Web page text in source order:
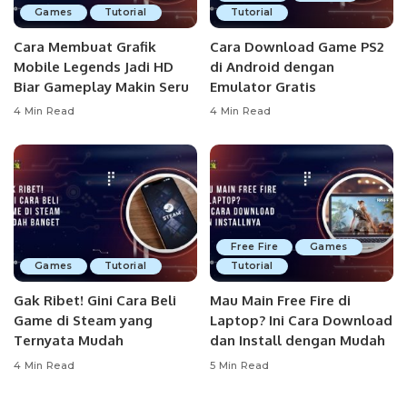
Games Tutorial
Cara Membuat Grafik
Mobile Legends Jadi HD
Biar Gameplay Makin Seru
4 Min Read
Tutorial
Cara Download Game PS2
di Android dengan
Emulator Gratis
4 Min Read
Games Tutorial
Gak Ribet! Gini Cara Beli
Game di Steam yang
Ternyata Mudah
4 Min Read
Free Fire
Games
Tutorial
Mau Main Free Fire di
Laptop? Ini Cara Download
dan Install dengan Mudah
5 Min Read